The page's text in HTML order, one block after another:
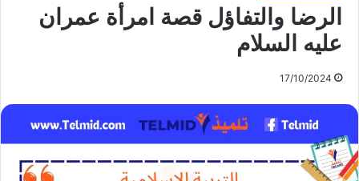
الرضا والتفاؤل قصة امرأة عمران
عليه السلام
17/10/2024